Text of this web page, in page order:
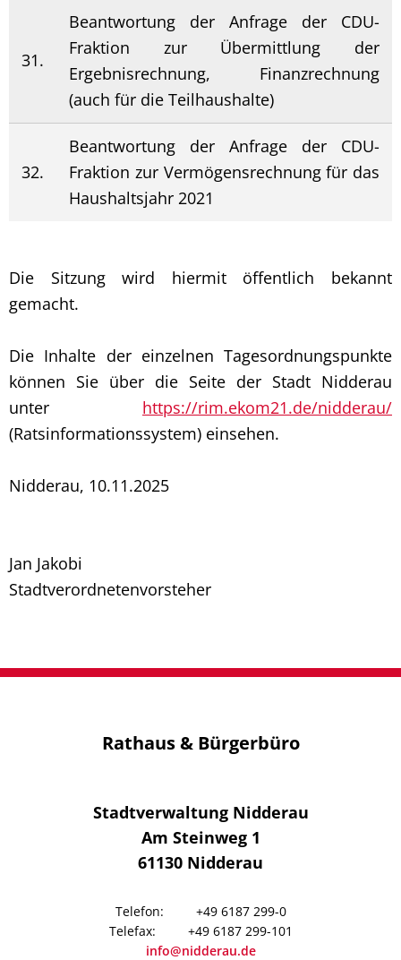
31.
Beantwortung der Anfrage der CDU-
Fraktion zur Übermittlung der
Ergebnisrechnung, Finanzrechnung
(auch für die Teilhaushalte)
32.
Beantwortung der Anfrage der CDU-
Fraktion zur Vermögensrechnung für das
Haushaltsjahr 2021
Die Sitzung wird hiermit öffentlich bekannt
gemacht.
Die Inhalte der einzelnen Tagesordnungspunkte
können Sie über die Seite der Stadt Nidderau
unter https://rim.ekom21.de/nidderau/
(Ratsinformationssystem) einsehen.
Nidderau, 10.11.2025
Jan Jakobi
Stadtverordnetenvorsteher
Rathaus & Bürgerbüro
Stadtverwaltung Nidderau
Am Steinweg 1
61130 Nidderau
+49 6187 299-0
+49 6187 299-101
info@nidderau.de